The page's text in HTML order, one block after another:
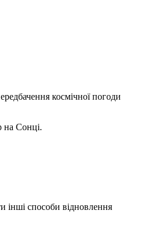
космічної погоди
на Сонці.
інші способи відновлення